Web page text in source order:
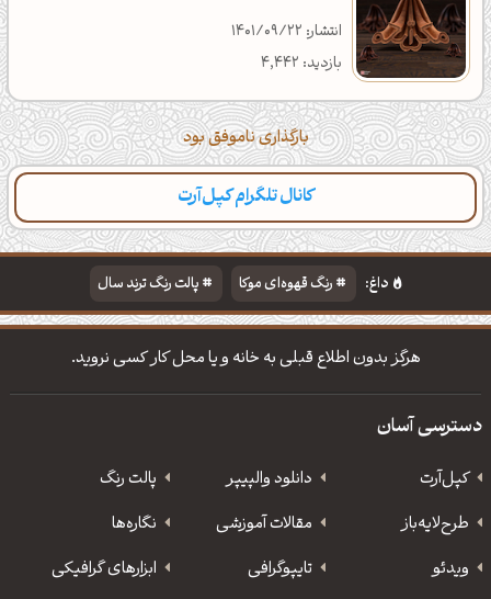
انتشار: 1401/09/22
بازدید: 4,442
بارگذاری ناموفق بود
کانال تلگرام کپل‌آرت
دسته‌بندی مطالب تازه تایپوگرافی پالت‌ها
داغ: رنگ قهوه‌ای موکا
پالت رنگ ترند سال
دانلود والپیپر مذهبی
تایپوگرافی شعر مولانا
هرگز بدون اطلاع قبلی به خانه و یا محل کار کسی نروید.
دسترسی آسان
کپل‌آرت دانلود‌ والپیپر
پالت رنگ
طرح‌لایه‌باز
مقالات آموزشی
نگاره‌ها
ویدئو
‌تایپوگرافی
ابزارهای گرافیکی